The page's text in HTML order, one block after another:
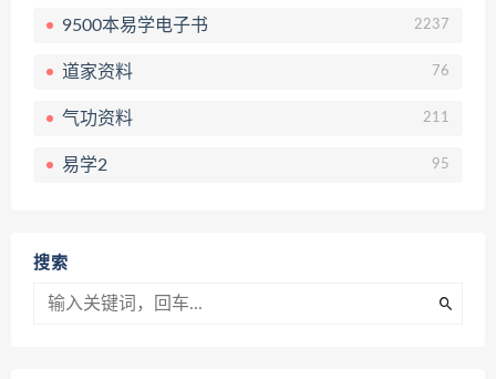
9500本易学电子书 2237
道家资料 76
气功资料 211
易学2 95
搜索